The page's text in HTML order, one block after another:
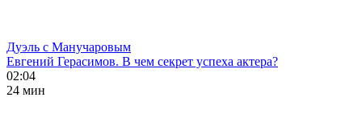
Дуэль с Манучаровым
Евгений Герасимов. В чем секрет успеха актера?
02:04
24 мин